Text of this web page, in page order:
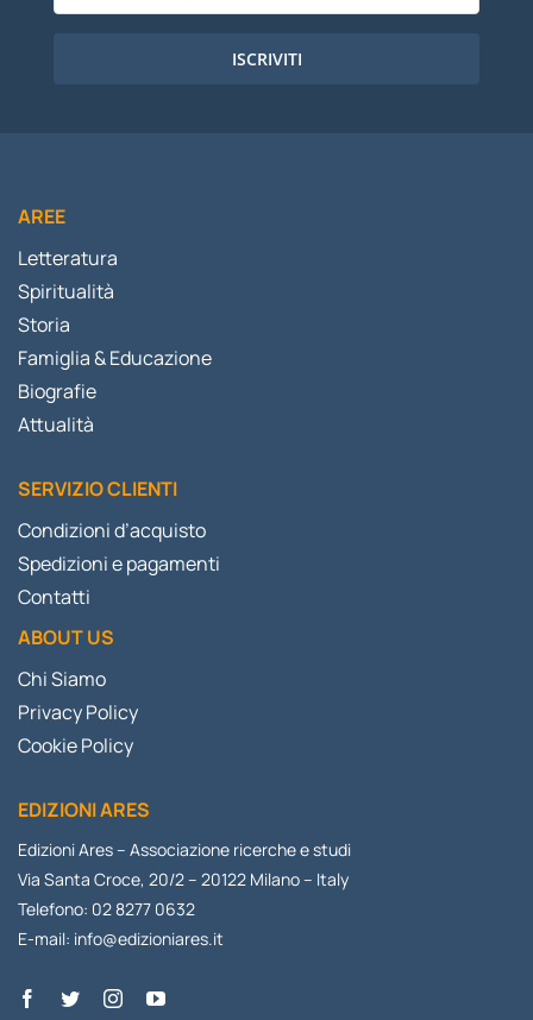
ISCRIVITI
AREE
Letteratura
Spiritualità
Storia
Famiglia & Educazione
Biografie
Attualità
SERVIZIO CLIENTI
Condizioni d’acquisto
Spedizioni e pagamenti
Contatti
ABOUT US
Chi Siamo
Privacy Policy
Cookie Policy
EDIZIONI ARES
Edizioni Ares – Associazione ricerche e studi
Via Santa Croce, 20/2 – 20122 Milano – Italy
Telefono: 02 8277 0632
E-mail: info@edizioniares.it